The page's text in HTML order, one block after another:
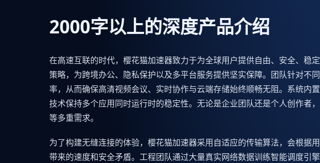
2000字以上的深度产品介绍
在高速互联的时代，樱花猫加速器致力于为全球用户提供自由、安全、稳
策略，为跨境办公、隐私保护以及多平台服务提供坚实保障。团队针对
率，从而确保高清视频会议、实时协作与云端存储始终顺畅无阻。系统
技术保持多个应用同时运行时的稳定性。无论是企业团队还是个人创作者
等多重需求。
为了构建无缝连接的体验，樱花猫加速器采用自适应的传输算法，会根
带来的速度和安全矛盾。工程团队通过大量真实网络数据训练智能调度